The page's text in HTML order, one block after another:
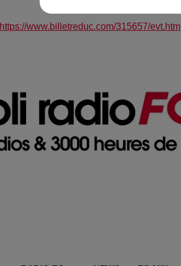
https://www.billetreduc.com/315657/evt.htm